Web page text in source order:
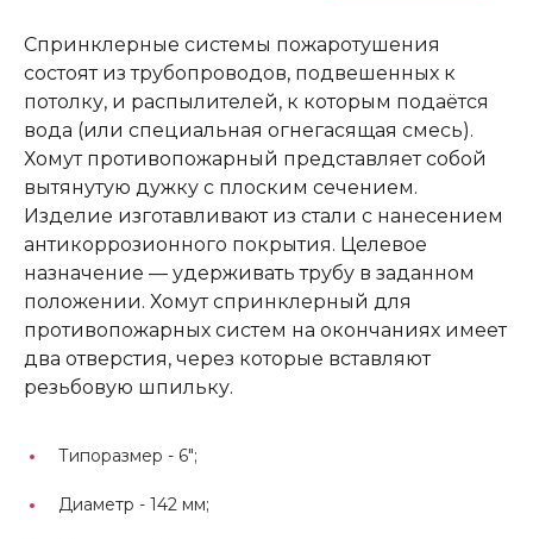
Спринклерные системы пожаротушения
состоят из трубопроводов, подвешенных к
потолку, и распылителей, к которым подаётся
вода (или специальная огнегасящая смесь).
Хомут противопожарный представляет собой
вытянутую дужку с плоским сечением.
Изделие изготавливают из стали с нанесением
антикоррозионного покрытия. Целевое
назначение — удерживать трубу в заданном
положении. Хомут спринклерный для
противопожарных систем на окончаниях имеет
два отверстия, через которые вставляют
резьбовую шпильку.
Типоразмер - 6";
Диаметр - 142 мм;